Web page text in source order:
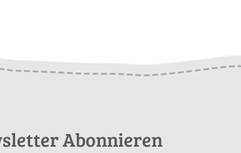
Abonnieren